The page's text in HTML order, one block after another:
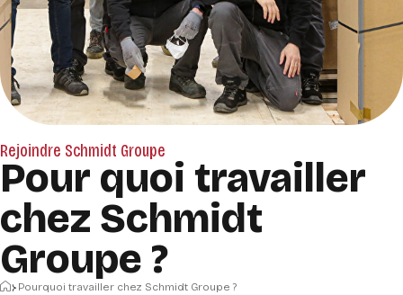
Rejoindre Schmidt Groupe
Pour quoi travailler
chez Schmidt
Groupe ?
Accueil
Pourquoi travailler chez Schmidt Groupe ?